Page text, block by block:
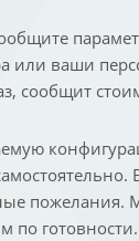
или ваши
сообщит
пожелания.
по готовности.